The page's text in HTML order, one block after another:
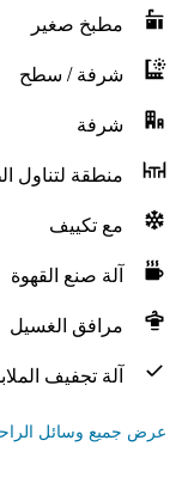
مطبخ صغير
شرفة / سطح
شرفة
منطقة لتناول
مع تكييف
آلة صنع القهوة
مرافق الغسيل
آلة تجفيف
عرض جميع وسائل الراحة